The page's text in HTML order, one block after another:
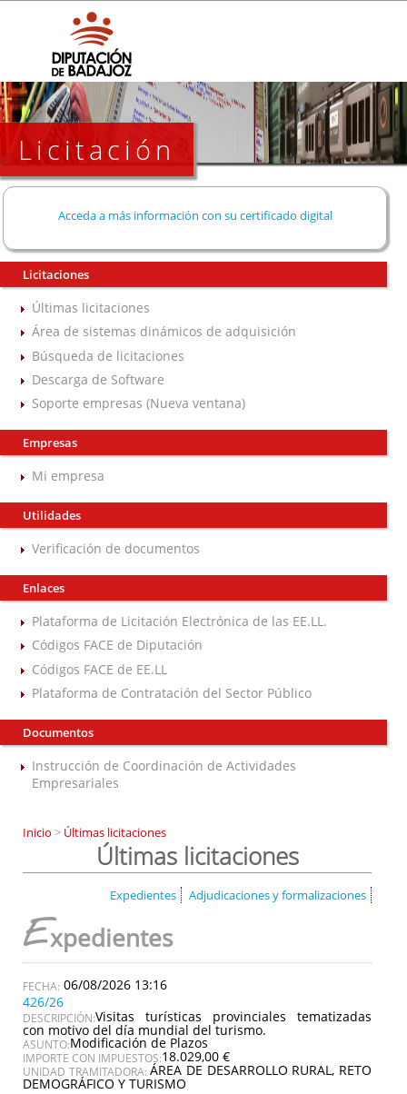
Licitación
Acceda a más información con su certificado digital
Licitaciones
Últimas licitaciones
Área de sistemas dinámicos de adquisición
Búsqueda de licitaciones
Descarga de Software
Soporte empresas (Nueva ventana)
Empresas
Mi empresa
Utilidades
Verificación de documentos
Enlaces
Plataforma de Licitación Electrónica de las EE.LL.
Códigos FACE de Diputación
Códigos FACE de EE.LL
Plataforma de Contratación del Sector Público
Documentos
Instrucción de Coordinación de Actividades
Empresariales
Inicio > Últimas licitaciones
Últimas licitaciones
Expedientes Adjudicaciones y formalizaciones
Expedientes
06/08/2026 13:16
426/26
DESCRIPCIÓN:Visitas turísticas provinciales tematizadas
con motivo del día mundial del turismo.
ASUNTO:Modificación de Plazos
IMPORTE CON IMPUESTOS:18.029,00 €
UNIDAD TRAMITADORA:ÁREA DE DESARROLLO RURAL, RETO
DEMOGRÁFICO Y TURISMO